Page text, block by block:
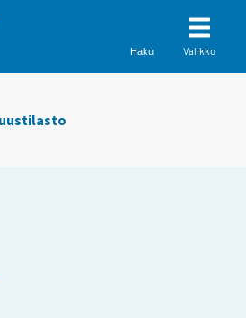
Haku Valikko